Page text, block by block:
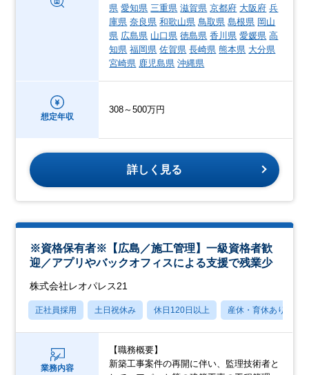
県 愛知県 三重県 滋賀県 京都府 大阪府 兵
庫県 奈良県 和歌山県 鳥取県 島根県 岡山
県 広島県 山口県 徳島県 香川県 愛媛県 高
知県 福岡県 佐賀県 長崎県 熊本県 大分県
宮崎県 鹿児島県 沖縄県
想定年収
308～500万円
詳しく見る
※資格保有者※【広島／施工管理】一級資格者歓
迎／アプリやバックオフィスによる支援で残業少
株式会社レオパレス21
正社員採用 土日祝休み 休日120日以上 産休・育休あり
業務内容
【職務概要】
新築工事案件の再開に伴い、監理技術者と